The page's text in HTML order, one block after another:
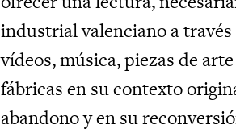
industrial valenciano a
vídeos, música, piezas de
fábricas en su contexto
abandono y en su